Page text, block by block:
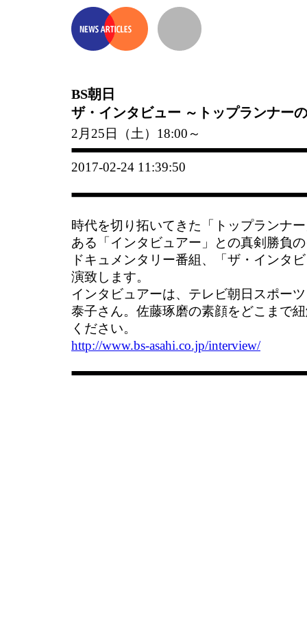
BS朝日
ザ・インタビュー ～トップランナー
2月25日（土）18:00～
2017-02-24 11:39:50
時代を切り拓いてきた「トップランナ
ある「インタビュアー」との真剣勝負
ドキュメンタリー番組、「ザ・インタ
演致します。
インタビュアーは、テレビ朝日スポー
泰子さん。佐藤琢磨の素顔をどこまで
ください。
http://www.bs-asahi.co.jp/interview/